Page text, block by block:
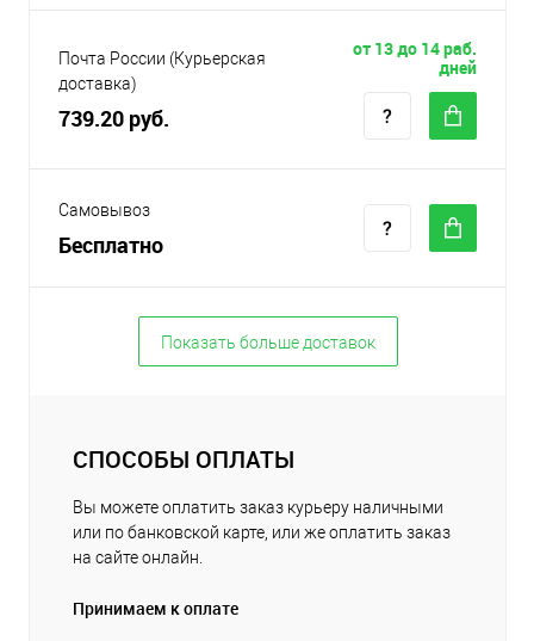
Почта России (Курьерская
доставка)
739.20 руб.
от 13 до 14 раб.
дней
Самовывоз
Бесплатно
Показать больше доставок
СПОСОБЫ ОПЛАТЫ
Вы можете оплатить заказ курьеру наличными
или по банковской карте, или же оплатить заказ
на сайте онлайн.
Принимаем к оплате